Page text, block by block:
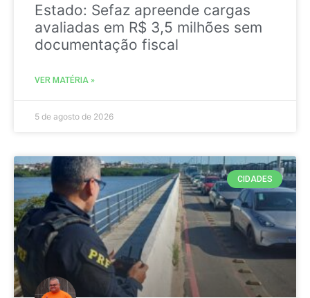
Estado: Sefaz apreende cargas
avaliadas em R$ 3,5 milhões sem
documentação fiscal
VER MATÉRIA »
5 de agosto de 2026
CIDADES